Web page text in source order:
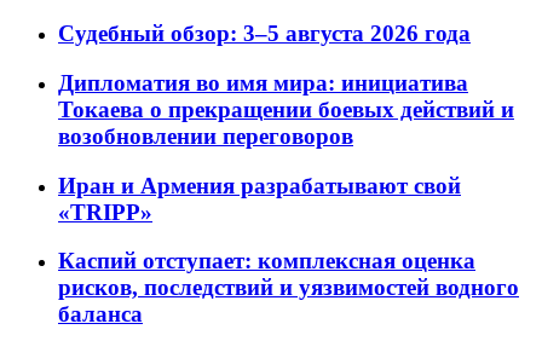
Судебный обзор: 3–5 августа 2026 года
Дипломатия во имя мира: инициатива
Токаева о прекращении боевых действий и
возобновлении переговоров
Иран и Армения разрабатывают свой
«TRIPP»
Каспий отступает: комплексная оценка
рисков, последствий и уязвимостей водного
баланса